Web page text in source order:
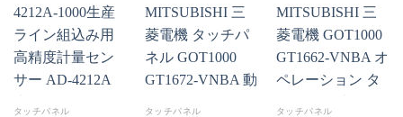
タッチパネル タッチパネル タッチパネル